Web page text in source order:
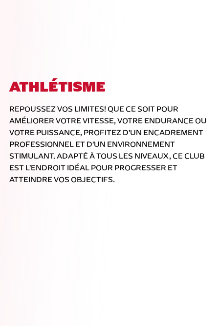
ATHLÉTISME
REPOUSSEZ VOS LIMITES! QUE CE SOIT POUR
AMÉLIORER VOTRE VITESSE, VOTRE ENDURANCE OU
VOTRE PUISSANCE, PROFITEZ D’UN ENCADREMENT
PROFESSIONNEL ET D’UN ENVIRONNEMENT
STIMULANT. ADAPTÉ À TOUS LES NIVEAUX, CE CLUB
EST L’ENDROIT IDÉAL POUR PROGRESSER ET
ATTEINDRE VOS OBJECTIFS.